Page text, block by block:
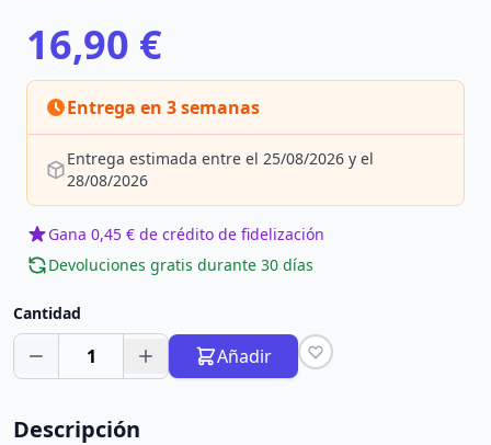
16,90 €
Entrega en 3 semanas
Entrega estimada entre el 25/08/2026 y el
28/08/2026
Gana 0,45 € de crédito de fidelización
Devoluciones gratis durante 30 días
Cantidad
1 Añadir
Descripción